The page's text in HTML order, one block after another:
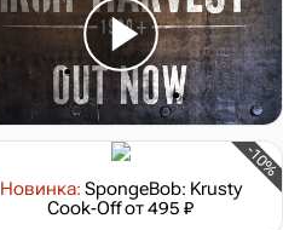
-10%
Новинка: SpongeBob: Krusty
Cook-Offот 495 ₽